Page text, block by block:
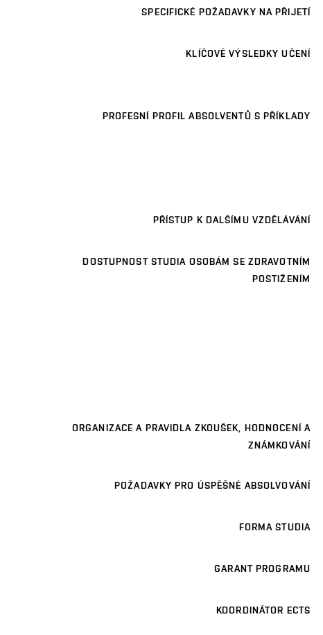
SPECIFICKÉ POŽADAVKY NA PŘIJETÍ
KLÍČOVÉ VÝSLEDKY UČENÍ
PROFESNÍ PROFIL ABSOLVENTŮ S PŘÍKLADY
PŘÍSTUP K DALŠÍMU VZDĚLÁVÁNÍ
DOSTUPNOST STUDIA OSOBÁM SE ZDRAVOTNÍM
POSTIŽENÍM
ORGANIZACE A PRAVIDLA ZKOUŠEK, HODNOCENÍ A
ZNÁMKOVÁNÍ
POŽADAVKY PRO ÚSPĚŠNÉ ABSOLVOVÁNÍ
FORMA STUDIA
GARANT PROGRAMU
KOORDINÁTOR ECTS